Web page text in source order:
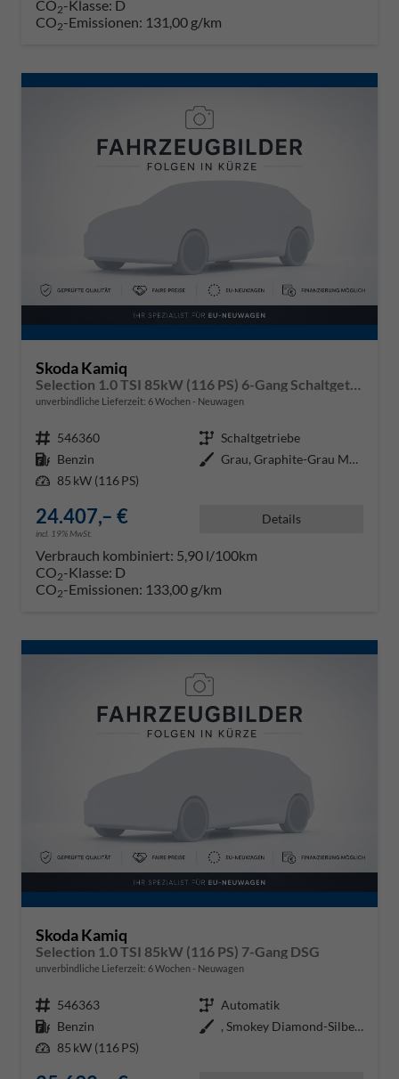
CO2-Klasse: D
CO2-Emissionen: 131,00 g/km
Skoda Kamiq
unverbindliche Lieferzeit: 6 Wochen Neuwagen
Fahrzeugnr. 546360 Getriebe Schaltgetriebe
Kraftstoff Benzin Außenfarbe
Grau, Graphite-Grau Metallic (5X
Leistung 85 kW (116 PS)
24.407,– €
incl. 19% MwSt.
Details
Verbrauch kombiniert: 5,90 l/100km
CO2-Klasse: D
CO2-Emissionen: 133,00 g/km
Skoda Kamiq
Selection 1.0 TSI 85kW (116 PS) 7-Gang DSG
unverbindliche Lieferzeit: 6 Wochen Neuwagen
Fahrzeugnr. 546363 Getriebe Automatik
Kraftstoff Benzin Außenfarbe
, Smokey Diamond-Silber Metallic
Leistung 85 kW (116 PS)